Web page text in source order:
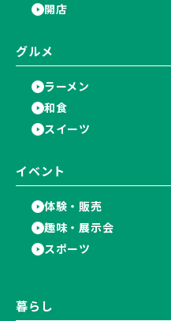
開店
グルメ
ラーメン
和食
スイーツ
イベント
体験・販売
趣味・展示会
スポーツ
暮らし